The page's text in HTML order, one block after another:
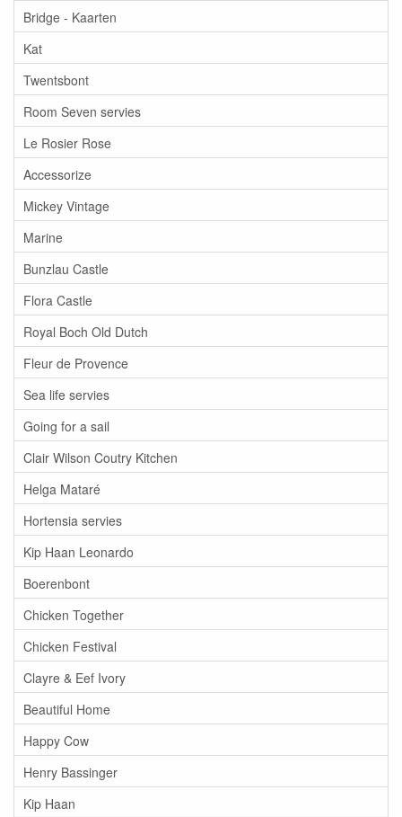
Bridge - Kaarten
Kat
Twentsbont
Room Seven servies
Le Rosier Rose
Accessorize
Mickey Vintage
Marine
Bunzlau Castle
Flora Castle
Royal Boch Old Dutch
Fleur de Provence
Sea life servies
Going for a sail
Clair Wilson Coutry Kitchen
Helga Mataré
Hortensia servies
Kip Haan Leonardo
Boerenbont
Chicken Together
Chicken Festival
Clayre & Eef Ivory
Beautiful Home
Happy Cow
Henry Bassinger
Kip Haan